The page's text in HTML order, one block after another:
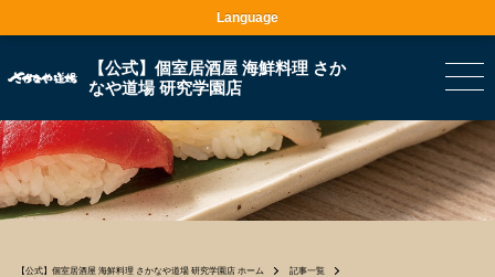
【公式】個室居酒屋 海鮮料理 さか
なや道場 研究学園店
【公式】個室居酒屋 海鮮料理 さかなや道場 研究学園店 ホーム
記事一覧
Language